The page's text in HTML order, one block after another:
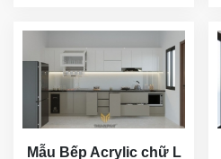
Mẫu Bếp Acrylic chữ L